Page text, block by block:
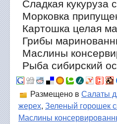
Сладкая кукуруза
Морковка
Картошка целая
Грибы
Маслины
Рыба сибирский
Размещено в Салаты
жерех, Зеленый горошек
Маслины